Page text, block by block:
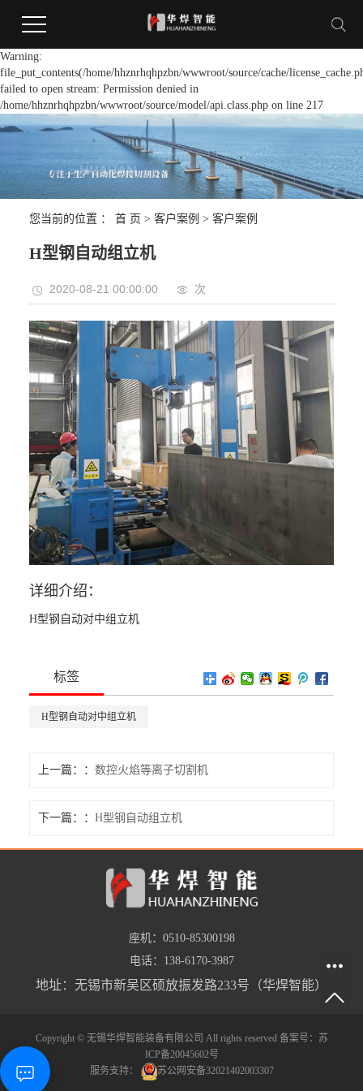
Warning:
file_put_contents(/home/hhznrhqhpzbn/wwwroot/source/cache/
failed to open stream: Permission denied in
/home/hhznrhqhpzbn/wwwroot/source/model/api.class.php on line 217
您当前的位置 ： 首 页 > 客户案例 > 客户案例
H型钢自动组立机
2020-08-21 00:00:00 次
详细介绍：
H型钢自动对中组立机
标签
H型钢自动对中组立机
上一篇： 数控火焰等离子切割机
下一篇： H型钢自动组立机
座机：0510-85300198
电话：138-6170-3987
地址：无锡市新吴区硕放振发路233号（华焊智能）
Copyright © 无锡华焊智能装备有限公司 All rights reserved 备案号：
苏
ICP备20045602号
服务支持：
苏公网安备32021402003307